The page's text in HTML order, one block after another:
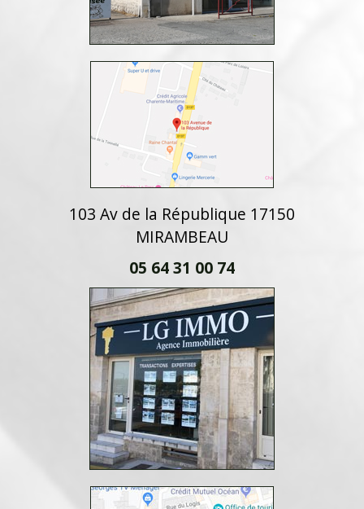
103 Av de la République 17150
MIRAMBEAU
05 64 31 00 74